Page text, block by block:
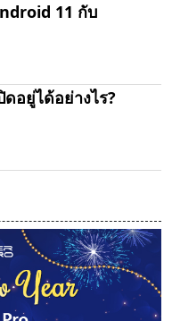
11 กับ
อยู่ได้อย่างไร?